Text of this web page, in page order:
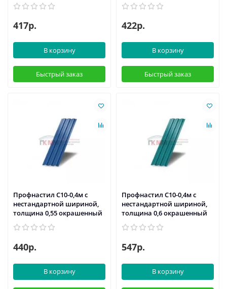
417р.
В корзину
Быстрый заказ
422р.
В корзину
Быстрый заказ
Профнастил С10-0,4м с
нестандартной шириной,
толщина 0,55 окрашенный
440р.
В корзину
Профнастил С10-0,4м с
нестандартной шириной,
толщина 0,6 окрашенный
547р.
В корзину